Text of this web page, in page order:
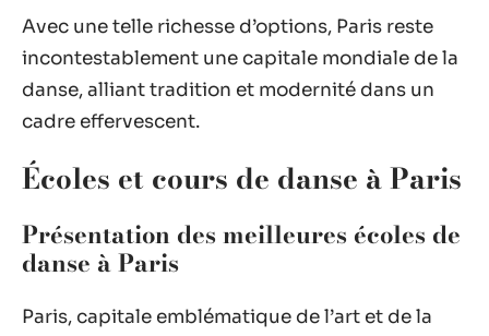
Avec une telle richesse d’options, Paris reste
incontestablement une capitale mondiale de la
danse, alliant tradition et modernité dans un
cadre effervescent.
Écoles et cours de danse à Paris
Présentation des meilleures écoles de
danse à Paris
Paris, capitale emblématique de l’art et de la